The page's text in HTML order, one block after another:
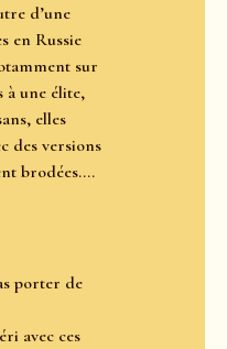
d’une
en Russie
sur
à une élite,
elles
des versions
brodées....
porter de
avec ces